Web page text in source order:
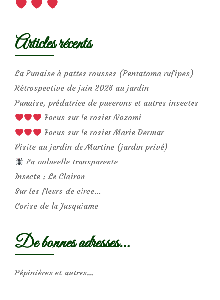
Articles récents
La Punaise à pattes rousses (Pentatoma rufipes)
Rétrospective de juin 2026 au jardin
Punaise, prédatrice de pucerons et autres insectes
Focus sur le rosier Nozomi
Focus sur le rosier Marie Dermar
Visite au jardin de Martine (jardin privé)
La volucelle transparente
Insecte : Le Clairon
Sur les fleurs de circe…
Corise de la Jusquiame
De bonnes adresses…
Pépinières et autres…